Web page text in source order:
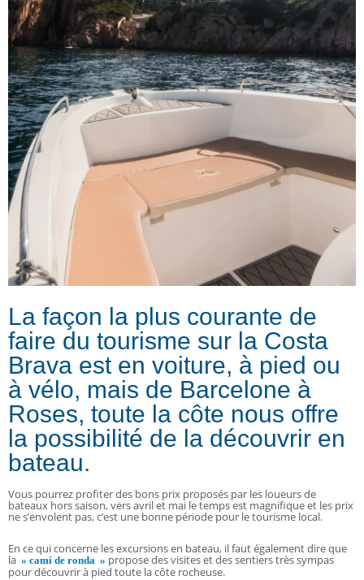
La façon la plus courante de
faire du tourisme sur la Costa
Brava est en voiture, à pied ou
à vélo, mais de Barcelone à
Roses, toute la côte nous offre
la possibilité de la découvrir en
bateau.
Vous pourrez profiter des bons prix proposés par les loueurs de
bateaux hors saison, vers avril et mai le temps est magnifique et les prix
ne s’envolent pas, c’est une bonne période pour le tourisme local.
En ce qui concerne les excursions en bateau, il faut également dire que
la » camí de ronda » propose des visites et des sentiers très sympas
pour découvrir à pied toute la côte rocheuse.